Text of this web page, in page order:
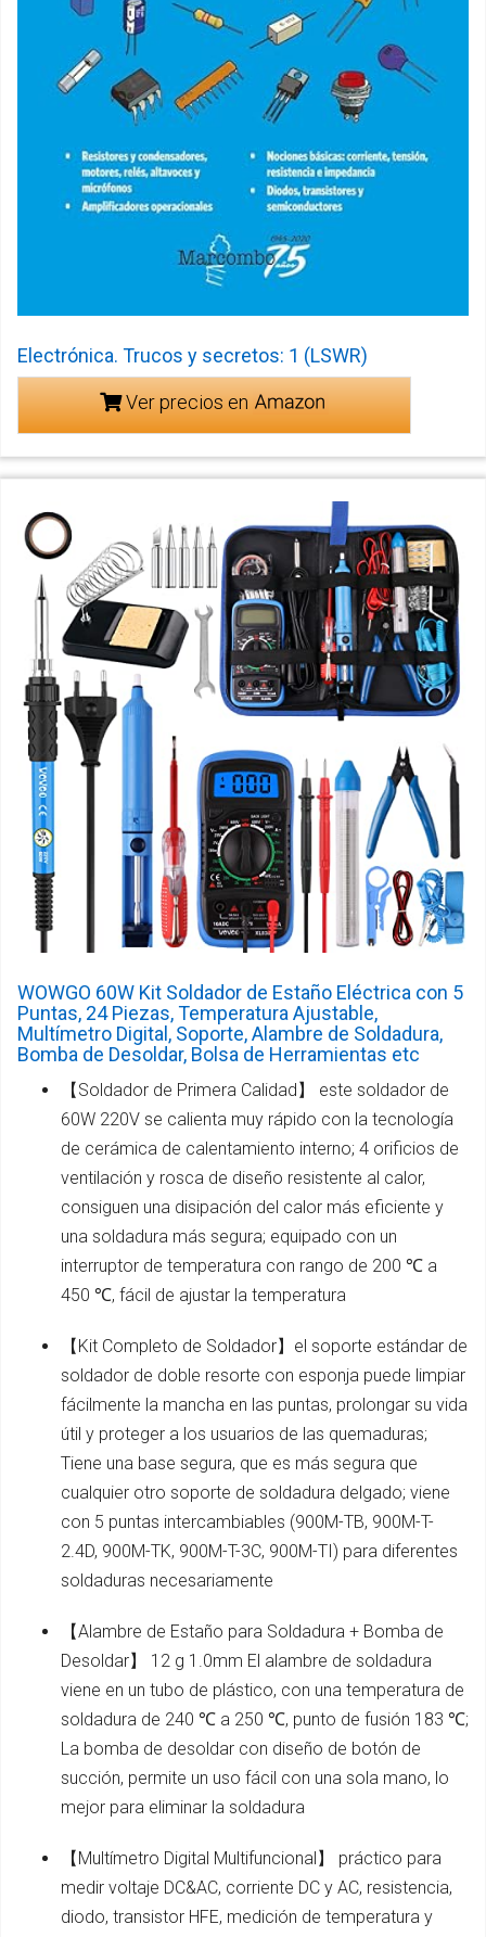
Electrónica. Trucos y secretos: 1 (LSWR)
Ver precios en
WOWGO 60W Kit Soldador de Estaño Eléctrica con 5
Puntas, 24 Piezas, Temperatura Ajustable,
Multímetro Digital, Soporte, Alambre de Soldadura,
Bomba de Desoldar, Bolsa de Herramientas etc
【Soldador de Primera Calidad】 este soldador de
60W 220V se calienta muy rápido con la tecnología
de cerámica de calentamiento interno; 4 orificios de
ventilación y rosca de diseño resistente al calor,
consiguen una disipación del calor más eficiente y
una soldadura más segura; equipado con un
interruptor de temperatura con rango de 200 ℃ a
450 ℃, fácil de ajustar la temperatura
【Kit Completo de Soldador】el soporte estándar de
soldador de doble resorte con esponja puede limpiar
fácilmente la mancha en las puntas, prolongar su vida
útil y proteger a los usuarios de las quemaduras;
Tiene una base segura, que es más segura que
cualquier otro soporte de soldadura delgado; viene
con 5 puntas intercambiables (900M-TB, 900M-T-
2.4D, 900M-TK, 900M-T-3C, 900M-TI) para diferentes
soldaduras necesariamente
【Alambre de Estaño para Soldadura + Bomba de
Desoldar】 12 g 1.0mm El alambre de soldadura
viene en un tubo de plástico, con una temperatura de
soldadura de 240 ℃ a 250 ℃, punto de fusión 183 ℃;
La bomba de desoldar con diseño de botón de
succión, permite un uso fácil con una sola mano, lo
mejor para eliminar la soldadura
【Multímetro Digital Multifuncional】 práctico para
medir voltaje DC&AC, corriente DC y AC, resistencia,
diodo, transistor HFE, medición de temperatura y